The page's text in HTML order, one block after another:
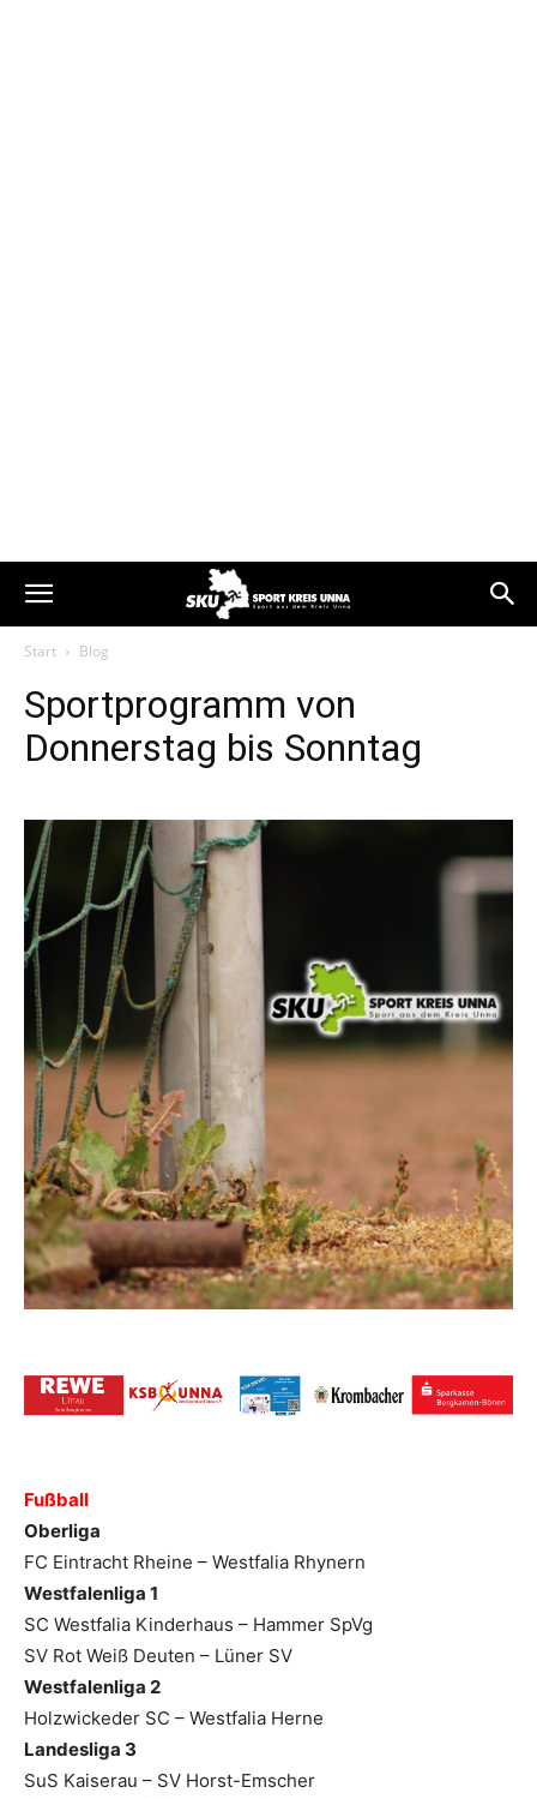
Start Blog
Sportprogramm von
Donnerstag bis Sonntag
Fußball
Oberliga
FC Eintracht Rheine – Westfalia Rhynern
Westfalenliga 1
SC Westfalia Kinderhaus – Hammer SpVg
SV Rot Weiß Deuten – Lüner SV
Westfalenliga 2
Holzwickeder SC – Westfalia Herne
Landesliga 3
SuS Kaiserau – SV Horst-Emscher